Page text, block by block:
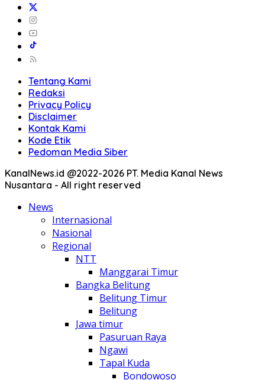
Tentang Kami
Redaksi
Privacy Policy
Disclaimer
Kontak Kami
Kode Etik
Pedoman Media Siber
KanalNews.id @2022-2026 PT. Media Kanal News
Nusantara - All right reserved
News
Internasional
Nasional
Regional
NTT
Manggarai Timur
Bangka Belitung
Belitung Timur
Belitung
Jawa timur
Pasuruan Raya
Ngawi
Tapal Kuda
Bondowoso